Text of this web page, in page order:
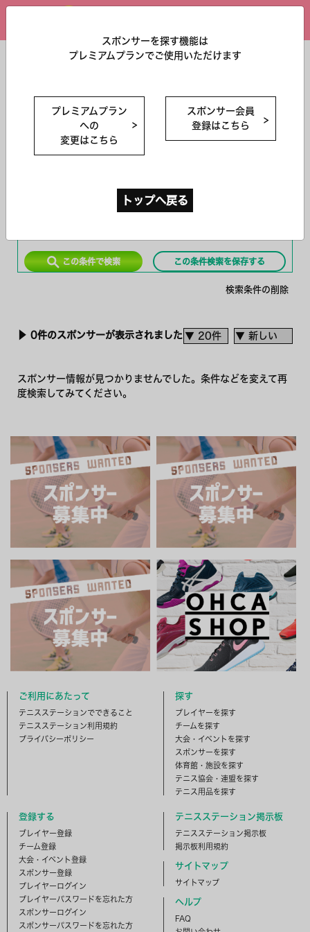
年齢制限
選択してください
この条件で検索 この条件検索を保存する
検索条件の削除
▶︎ 0件のスポンサーが表示されました
スポンサー情報が見つかりませんでした。条件などを変えて再
度検索してみてください。
スポンサーを探す機能は
プレミアムプランでご使用いただけます
プレミアムプラン
への
変更はこちら
スポンサー会員
登録はこちら
トップへ戻る
ご利用にあたって
テニスステーションでできること
テニスステーション利用規約
プライバシーポリシー
探す
プレイヤーを探す
チームを探す
大会・イベントを探す
スポンサーを探す
体育館・施設を探す
テニス協会・連盟を探す
テニス用品を探す
登録する
ブレイヤー登録
チーム登録
大会・イベント登録
スポンサー登録
プレイヤーログイン
プレイヤーパスワードを忘れた方
スポンサーログイン
スポンサーパスワードを忘れた方
テニスステーション掲示板
テニスステーション掲示板
掲示板利用規約
サイトマップ
サイトマップ
ヘルプ
FAQ